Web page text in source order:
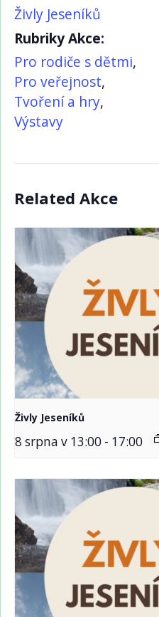
Živly Jeseníků
Rubriky Akce:
Pro rodiče s dětmi,
Pro veřejnost,
Tvoření a hry,
Výstavy
Related Akce
Živly Jeseníků
8 srpna v 13:00 - 17:00